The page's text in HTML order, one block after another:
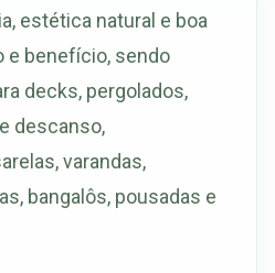
estética natural e boa
e benefício, sendo
decks, pergolados,
descanso,
varandas,
bangalôs, pousadas e